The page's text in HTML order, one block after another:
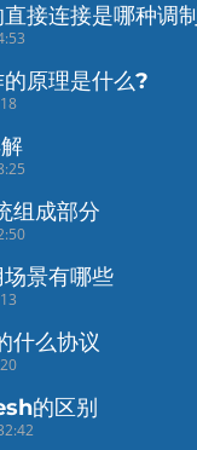
接连接是哪种调制
原理是什么?
组成部分
景有哪些
什么协议
的区别